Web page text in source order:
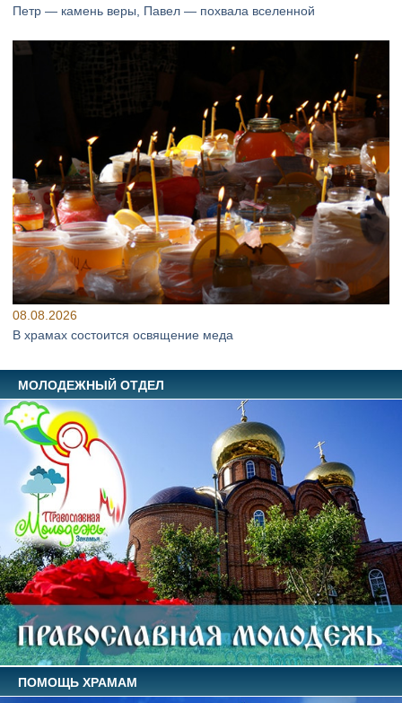
Петр — камень веры, Павел — похвала вселенной
08.08.2026
В храмах состоится освящение меда
МОЛОДЕЖНЫЙ ОТДЕЛ
ПОМОЩЬ ХРАМАМ